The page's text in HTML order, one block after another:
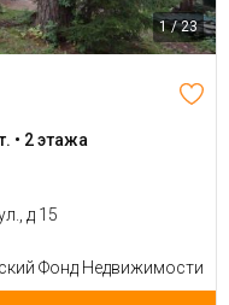
1 / 23
• 2 этажа
д 15
Фонд Недвижимости